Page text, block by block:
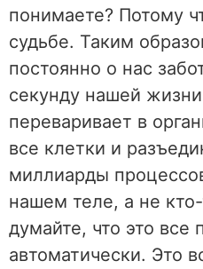
понимаете? Потому
судьбе. Таким
постоянно о нас
секунду нашей
переваривает в
все клетки и
миллиарды
нашем теле, а не
думайте, что это все
автоматически. Это